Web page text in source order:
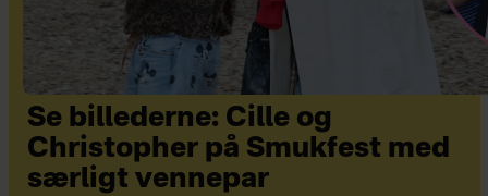
Se billederne: Cille og
Christopher på Smukfest med
særligt vennepar